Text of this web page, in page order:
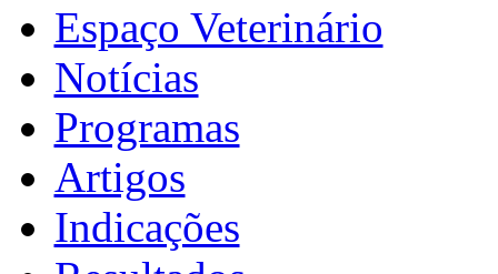
Espaço Veterinário
Notícias
Programas
Artigos
Indicações